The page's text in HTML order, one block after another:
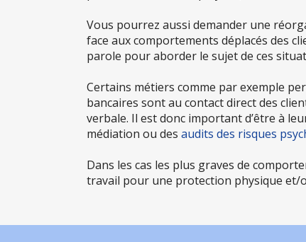
Vous pourrez aussi demander une
face aux comportements déplacés des
parole pour aborder le sujet de ces
Certains métiers comme par exemple
bancaires sont au contact direct des
verbale. Il est donc important d’être à
médiation ou des audits des risques
Dans les cas les plus graves de
travail pour une protection physique et/